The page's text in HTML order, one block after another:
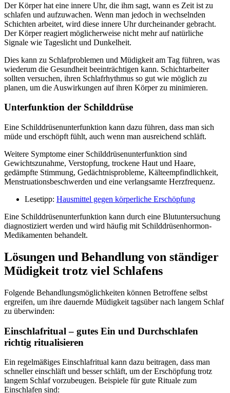
Der Körper hat eine innere Uhr, die ihm sagt, wann es Zeit ist zu
schlafen und aufzuwachen. Wenn man jedoch in wechselnden
Schichten arbeitet, wird diese innere Uhr durcheinander gebracht.
Der Körper reagiert möglicherweise nicht mehr auf natürliche
Signale wie Tageslicht und Dunkelheit.
Dies kann zu Schlafproblemen und Müdigkeit am Tag führen, was
wiederum die Gesundheit beeinträchtigen kann. Schichtarbeiter
sollten versuchen, ihren Schlafrhythmus so gut wie möglich zu
planen, um die Auswirkungen auf ihren Körper zu minimieren.
Unterfunktion der Schilddrüse
Eine Schilddrüsenunterfunktion kann dazu führen, dass man sich
müde und erschöpft fühlt, auch wenn man ausreichend schläft.
Weitere Symptome einer Schilddrüsenunterfunktion sind
Gewichtszunahme, Verstopfung, trockene Haut und Haare,
gedämpfte Stimmung, Gedächtnisprobleme, Kälteempfindlichkeit,
Menstruationsbeschwerden und eine verlangsamte Herzfrequenz.
Lesetipp: Hausmittel gegen körperliche Erschöpfung
Eine Schilddrüsenunterfunktion kann durch eine Blutuntersuchung
diagnostiziert werden und wird häufig mit Schilddrüsenhormon-
Medikamenten behandelt.
Lösungen und Behandlung von ständiger
Müdigkeit trotz viel Schlafens
Folgende Behandlungsmöglichkeiten können Betroffene selbst
ergreifen, um ihre dauernde Müdigkeit tagsüber nach langem Schlaf
zu überwinden:
Einschlafritual – gutes Ein und Durchschlafen
richtig ritualisieren
Ein regelmäßiges Einschlafritual kann dazu beitragen, dass man
schneller einschläft und besser schläft, um der Erschöpfung trotz
langem Schlaf vorzubeugen. Beispiele für gute Rituale zum
Einschlafen sind: